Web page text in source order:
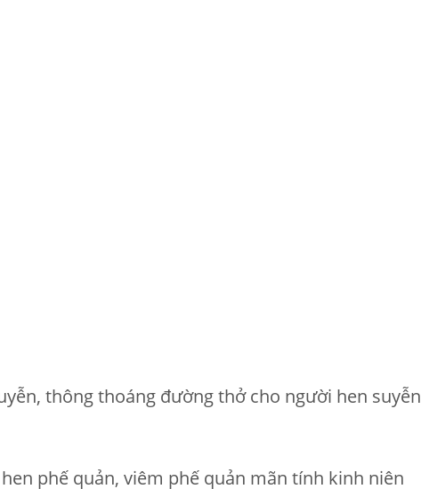
thông thoáng đường thở cho người hen suyễn
phế quản, viêm phế quản mãn tính kinh niên